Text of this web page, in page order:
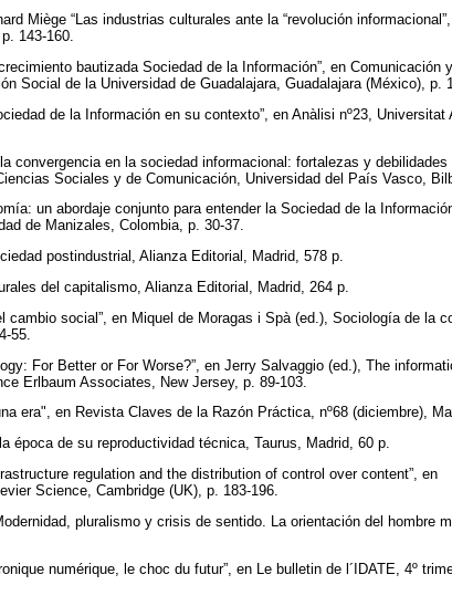
Miège “Las industrias culturales ante la “revolución
143-160.
bautizada Sociedad de la Información”, en Comunicación
Social de la Universidad de Guadalajara, Guadalajara (México), p.
de la Información en su contexto”, en Anàlisi nº23, Universitat
convergencia en la sociedad informacional: fortalezas y
Sociales y de Comunicación, Universidad del País Vasco,
un abordaje conjunto para entender la Sociedad de la
de Manizales, Colombia, p. 30-37.
postindustrial, Alianza Editorial, Madrid, 578 p.
del capitalismo, Alianza Editorial, Madrid, 264 p.
cambio social”, en Miquel de Moragas i Spà (ed.), Sociología de la
55.
For Better or For Worse?”, en Jerry Salvaggio (ed.), The
Erlbaum Associates, New Jersey, p. 89-103.
era", en Revista Claves de la Razón Práctica, nº68 (diciembre),
época de su reproductividad técnica, Taurus, Madrid, 60 p.
regulation and the distribution of control over content”, en
Science, Cambridge (UK), p. 183-196.
pluralismo y crisis de sentido. La orientación del hombre
numérique, le choc du futur”, en Le bulletin de l´IDATE, 4º